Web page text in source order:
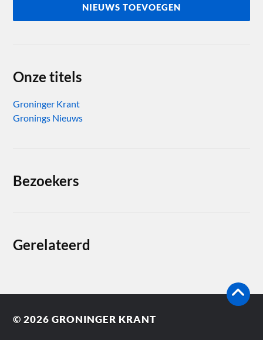
NIEUWS TOEVOEGEN
Onze titels
Groninger Krant
Gronings Nieuws
Bezoekers
Gerelateerd
© 2026GRONINGER KRANT